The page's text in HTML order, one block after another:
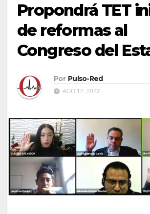
Propondrá TET
de reformas al
Congreso del
Por Pulso-Red
AGO 12, 2022